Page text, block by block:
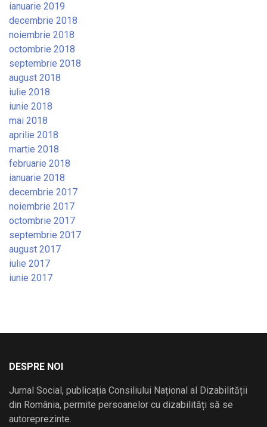
ianuarie 2019
decembrie 2018
noiembrie 2018
octombrie 2018
septembrie 2018
august 2018
iulie 2018
iunie 2018
mai 2018
aprilie 2018
martie 2018
februarie 2018
ianuarie 2018
decembrie 2017
noiembrie 2017
octombrie 2017
septembrie 2017
august 2017
iulie 2017
iunie 2017
DESPRE NOI
Jurnal Social, publicația Consiliului Național al Dizabilității
din România, permite persoanelor cu dizabilități să se
autoreprezinte.